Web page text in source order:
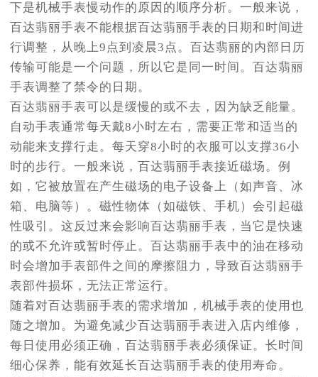
下是机械手表慢动作的原因的顺序分析。一般来说，
百达翡丽手表不能根据百达翡丽手表的日期和时间进
行调整，从晚上9点到凌晨3点。百达翡丽的内部日历
传输可能是一个问题，所以它是同一时间。百达翡丽
手表调整了禁令的日期。
百达翡丽手表可以是缓慢的或不去，因为缺乏能量。
自动手表通常每天戴8小时左右，需要正常和适当的
动能来支撑行走。每天穿8小时的衣服可以支撑36小
时的步行。一般来说，百达翡丽手表接近磁场。例
如，它被放置在产生磁场的电子设备上（如声音、冰
箱、电脑等）。磁性物体（如磁铁、手机）会引起磁
性吸引。这反过来会影响百达翡丽手表，当它是快速
的或不允许或暂时停止。百达翡丽手表中的油在移动
时会增加手表部件之间的摩擦阻力，导致百达翡丽手
表部件损坏，无法正常运行。
随着对百达翡丽手表的需求增加，机械手表的使用也
随之增加。为避免减少百达翡丽手表进入店内维修，
每日使用必须正确，百达翡丽手表必须保证。长时间
细心保养，能有效延长百达翡丽手表的使用寿命。